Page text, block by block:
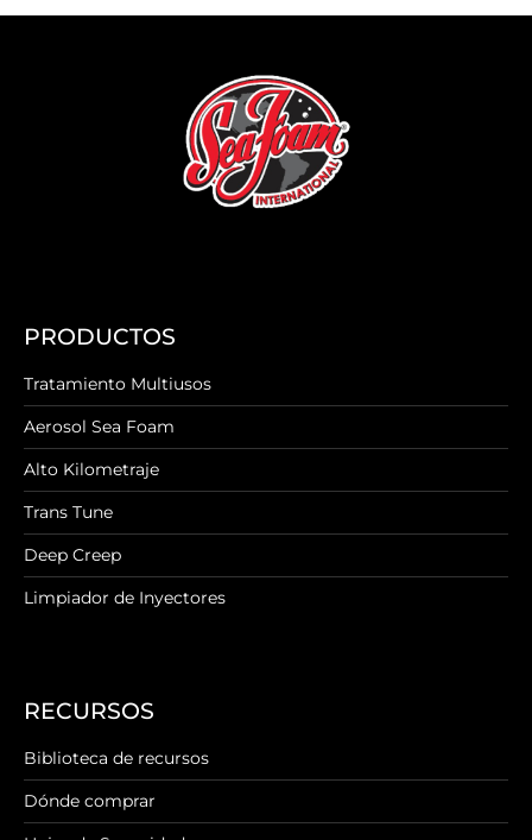
PRODUCTOS
Tratamiento Multiusos
Aerosol Sea Foam
Alto Kilometraje
Trans Tune
Deep Creep
Limpiador de Inyectores
RECURSOS
Biblioteca de recursos
Dónde comprar